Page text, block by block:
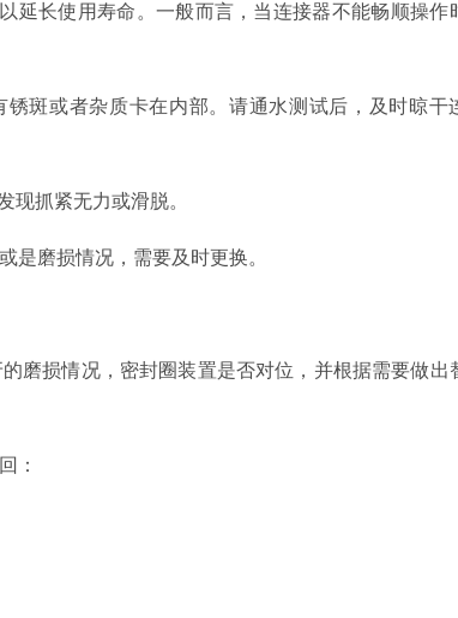
延长使用寿命。一般而言，当连接器不能畅顺操作
斑或者杂质卡在内部。请通水测试后，及时晾干
现抓紧无力或滑脱。
磨损情况，需要及时更换。
磨损情况，密封圈装置是否对位，并根据需要做出
：